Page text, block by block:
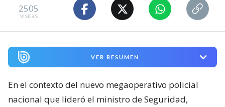
2505
visitas
VER RESUMEN
En el contexto del nuevo megaoperativo policial
nacional que lideró el ministro de Seguridad,